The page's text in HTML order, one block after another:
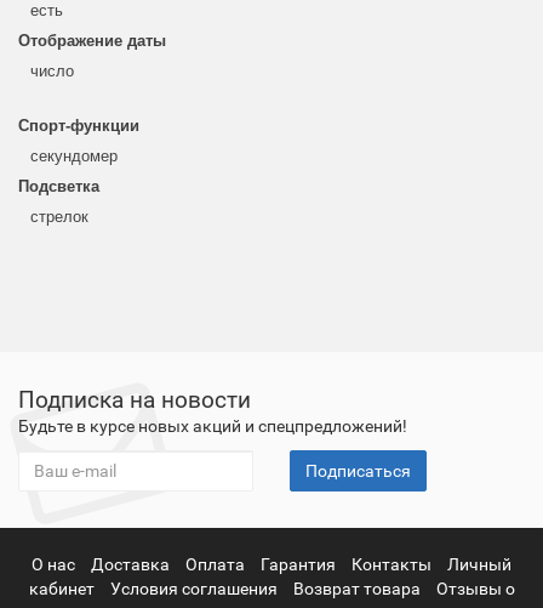
есть
Отображение даты
число
Спорт-функции
секундомер
Подсветка
стрелок
Подписка на новости
Будьте в курсе новых акций и спецпредложений!
Подписаться
О нас Доставка Оплата Гарантия Контакты
Личный
кабинет
Условия соглашения Возврат товара
Отзывы о